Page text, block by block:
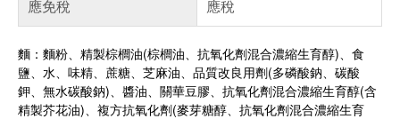
應免稅
應稅
麵：麵粉、精製棕櫚油(棕櫚油、抗氧化劑混合濃縮生育醇)、食
鹽、水、味精、蔗糖、芝麻油、品質改良用劑(多磷酸鈉、碳酸
鉀、無水碳酸鈉)、醬油、關華豆膠、抗氧化劑混合濃縮生育醇(含
精製芥花油)、複方抗氧化劑(麥芽糖醇、抗氧化劑混合濃縮生育